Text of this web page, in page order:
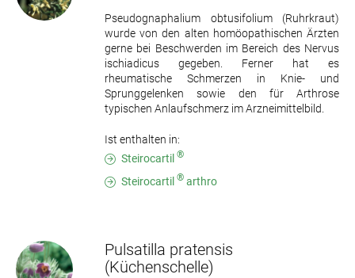
Pseudognaphalium obtusifolium (Ruhrkraut)
wurde von den alten homöopathischen Ärzten
gerne bei Beschwerden im Bereich des Nervus
ischiadicus gegeben. Ferner hat es
rheumatische Schmerzen in Knie- und
Sprunggelenken sowie den für Arthrose
typischen Anlaufschmerz im Arzneimittelbild.
Ist enthalten in:
Steirocartil ®
Steirocartil ® arthro
Pulsatilla pratensis
(Küchenschelle)